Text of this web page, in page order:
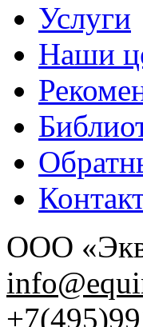
Услуги
Наши
ООО